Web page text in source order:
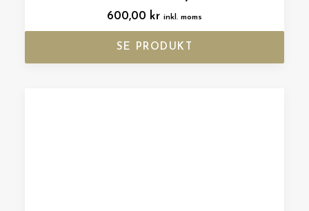
600,00 kr inkl. moms
SE PRODUKT